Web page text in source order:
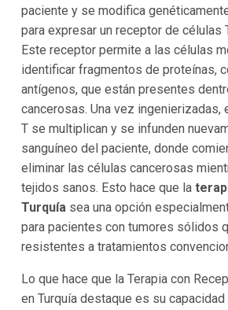
paciente y se modifica
para expresar un receptor de células
Este receptor permite a las células
identificar fragmentos de proteínas,
antígenos, que están presentes
cancerosas. Una vez ingenierizadas,
T se multiplican y se infunden
sanguíneo del paciente, donde
eliminar las células cancerosas
tejidos sanos. Esto hace que la
Turquíasea una opción
para pacientes con tumores sólidos
resistentes a tratamientos
Lo que hace que la Terapia con
en Turquía destaque es su